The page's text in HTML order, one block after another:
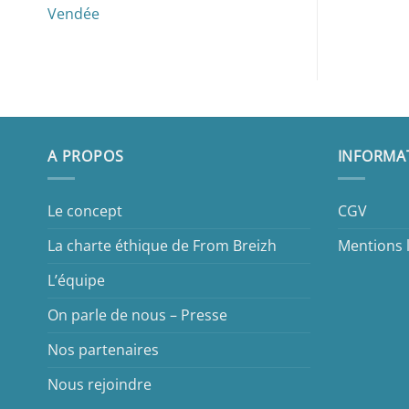
Vendée
A PROPOS
Le concept
La charte éthique de From Breizh
L’équipe
On parle de nous – Presse
Nos partenaires
Nous rejoindre
CGV
Mentions